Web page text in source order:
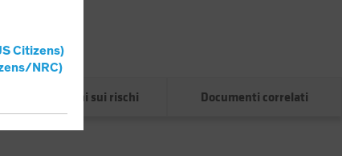
Citizens)
NRC)
Informazioni sui rischi Documenti correlati